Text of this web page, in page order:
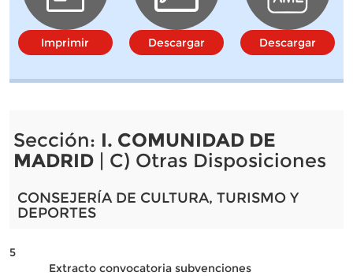
Imprimir Descargar Descargar
Sección: I. COMUNIDAD DE
MADRID| C) Otras Disposiciones
CONSEJERÍA DE CULTURA, TURISMO Y
DEPORTES
5
Extracto convocatoria subvenciones